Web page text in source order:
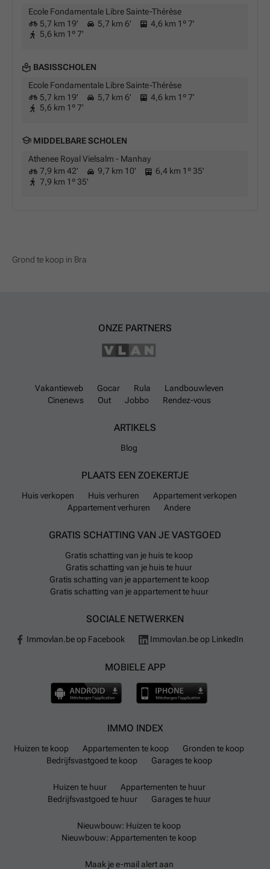
Ecole Fondamentale Libre Sainte-Thérèse
5,7 km 19'
5,7 km 6'
4,6 km 1º 7'
5,6 km 1º 7'
BASISSCHOLEN
Ecole Fondamentale Libre Sainte-Thérèse
5,7 km 19'
5,7 km 6'
4,6 km 1º 7'
5,6 km 1º 7'
MIDDELBARE SCHOLEN
Athenee Royal Vielsalm - Manhay
7,9 km 42'
9,7 km 10'
6,4 km 1º 35'
7,9 km 1º 35'
Grond te koop in Bra
ONZE PARTNERS
Vakantieweb Gocar Rula
Landbouwleven
Cinenews
Out Jobbo Rendez-vous
ARTIKELS
Blog
PLAATS EEN ZOEKERTJE
Huis verkopen Huis verhuren
Appartement verkopen
Appartement verhuren
Andere
GRATIS SCHATTING VAN JE VASTGOED
Gratis schatting van je huis te koop
Gratis schatting van je huis te huur
Gratis schatting van je appartement te koop
Gratis schatting van je appartement te huur
SOCIALE NETWERKEN
Immovlan.be op Facebook Immovlan.be op LinkedIn
MOBIELE APP
IMMO INDEX
Huizen te koop Appartementen te koop
Gronden te koop
Bedrijfsvastgoed te koop
Garages te koop
Huizen te huur
Appartementen te huur
Bedrijfsvastgoed te huur
Garages te huur
Nieuwbouw: Huizen te koop
Nieuwbouw: Appartementen te koop
Maak je e-mail alert aan